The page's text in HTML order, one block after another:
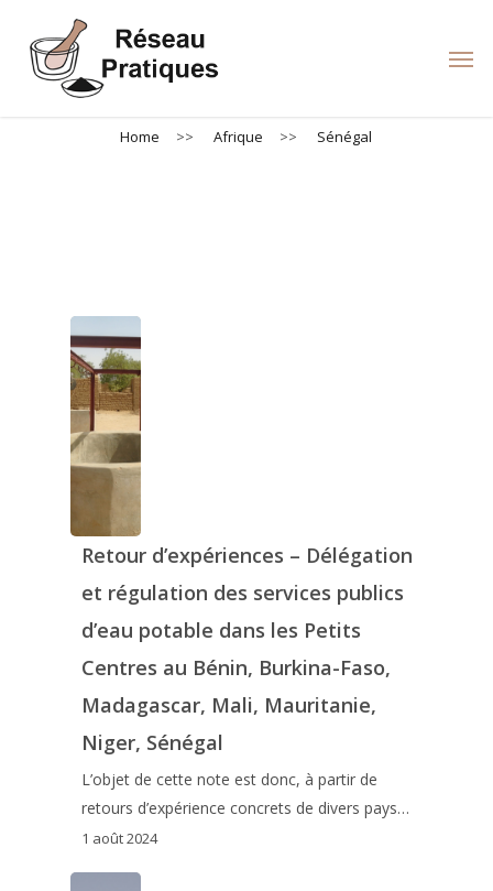
main
Home >> Afrique >> Sénégal
Retour d’expériences – Délégation
et régulation des services publics
d’eau potable dans les Petits
Centres au Bénin, Burkina-Faso,
Madagascar, Mali, Mauritanie,
Niger, Sénégal
L’objet de cette note est donc, à partir de
retours d’expérience concrets de divers pays…
1 août 2024